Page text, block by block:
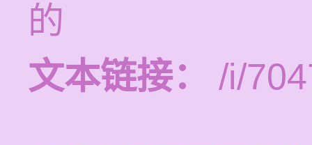
的
文本链接：
/i/